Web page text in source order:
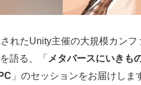
れたUnity主催の大規模カンフ
語る、「 メタバースにいきも
」のセッションをお届けしま